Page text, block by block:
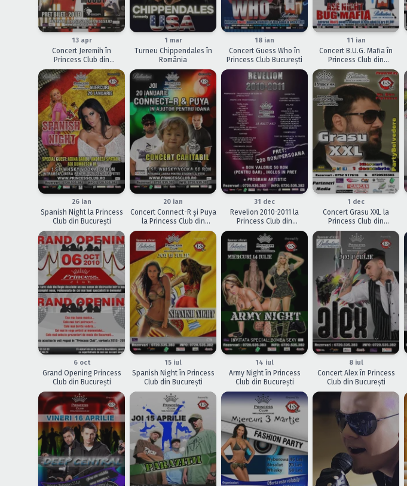
13 apr
Concert Jeremih în
Princess Club din
Bucureşti
1 mar
Turneu Chippendales în
România
18 ian
Concert Guess Who în
Princess Club Bucureşti
11 ian
Concert B.U.G. Mafia în
Princess Club din
Bucureşti
26 ian
Spanish Night la Princess
Club din Bucureşti
20 ian
Concert Connect-R şi Puya
la Princess Club din
Bucureşti
ÎNCHEIAT31 dec
Revelion 2010-2011 la
Princess Club din
Bucureşti
1 dec
Concert Grasu XXL la
Princess Club din
Bucureşti
6 oct
Grand Opening Princess
Club din Bucureşti
15 iul
Spanish Night în Princess
Club din Bucureşti
14 iul
Army Night în Princess
Club din Bucureşti
8 iul
Concert Alex în Princess
Club din Bucureşti